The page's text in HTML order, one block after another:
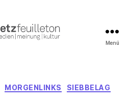
Menü
Kategorien
MORGENLINKS SIEBBELAG